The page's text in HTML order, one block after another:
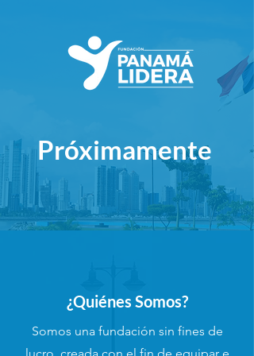
Próximamente
¿Quiénes Somos?
Somos una fundación sin fines de